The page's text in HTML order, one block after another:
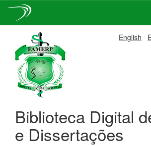
navigation
English
Biblioteca Digital
e Dissertações